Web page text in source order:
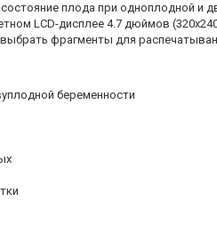
плода при одноплодной и
LCD-дисплее 4.7 дюймов
фрагменты для
беременности